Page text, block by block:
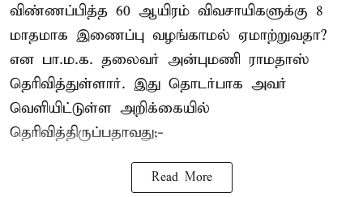
விண்ணப்பித்த 60 ஆயிரம் விவசாயிகளுக்கு 8
மாதமாக இணைப்பு வழங்காமல் ஏமாற்றுவதா?
என பா.ம.க. தலைவர் அன்புமணி ராமதாஸ்
தெரிவித்துள்ளார். இது தொடர்பாக அவர்
வெளியிட்டுள்ள அறிக்கையில்
தெரிவித்திருப்பதாவது;-
Read More